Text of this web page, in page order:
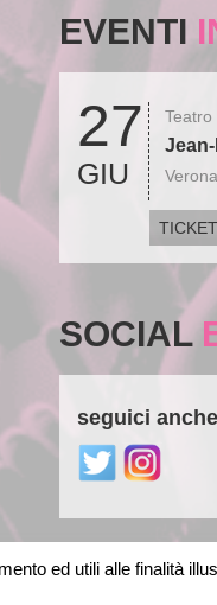
EVENTI
27
GIU
Teatro
SOCIAL
seguici
ed utili alle finalità